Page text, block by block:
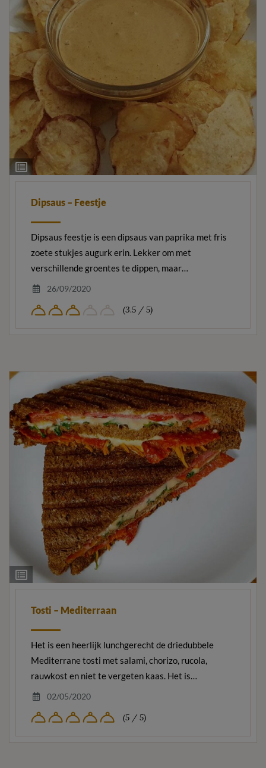
Ingrediëntenlijst
Dipsaus – Feestje
Dipsaus feestje is een dipsaus van paprika met fris
zoete stukjes augurk erin. Lekker om met
verschillende groentes te dippen, maar…
26/09/2020
(3.5 / 5)
Ingrediëntenlijst
Tosti – Mediterraan
Het is een heerlijk lunchgerecht de driedubbele
Mediterrane tosti met salami, chorizo, rucola,
rauwkost en niet te vergeten kaas. Het is…
02/05/2020
(5 / 5)